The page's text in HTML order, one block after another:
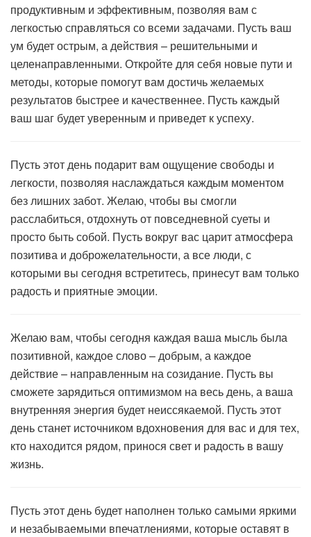
продуктивным и эффективным, позволяя вам с
легкостью справляться со всеми задачами. Пусть ваш
ум будет острым, а действия – решительными и
целенаправленными. Откройте для себя новые пути и
методы, которые помогут вам достичь желаемых
результатов быстрее и качественнее. Пусть каждый
ваш шаг будет уверенным и приведет к успеху.
Пусть этот день подарит вам ощущение свободы и
легкости, позволяя наслаждаться каждым моментом
без лишних забот. Желаю, чтобы вы смогли
расслабиться, отдохнуть от повседневной суеты и
просто быть собой. Пусть вокруг вас царит атмосфера
позитива и доброжелательности, а все люди, с
которыми вы сегодня встретитесь, принесут вам только
радость и приятные эмоции.
Желаю вам, чтобы сегодня каждая ваша мысль была
позитивной, каждое слово – добрым, а каждое
действие – направленным на созидание. Пусть вы
сможете зарядиться оптимизмом на весь день, а ваша
внутренняя энергия будет неиссякаемой. Пусть этот
день станет источником вдохновения для вас и для тех,
кто находится рядом, принося свет и радость в вашу
жизнь.
Пусть этот день будет наполнен только самыми яркими
и незабываемыми впечатлениями, которые оставят в